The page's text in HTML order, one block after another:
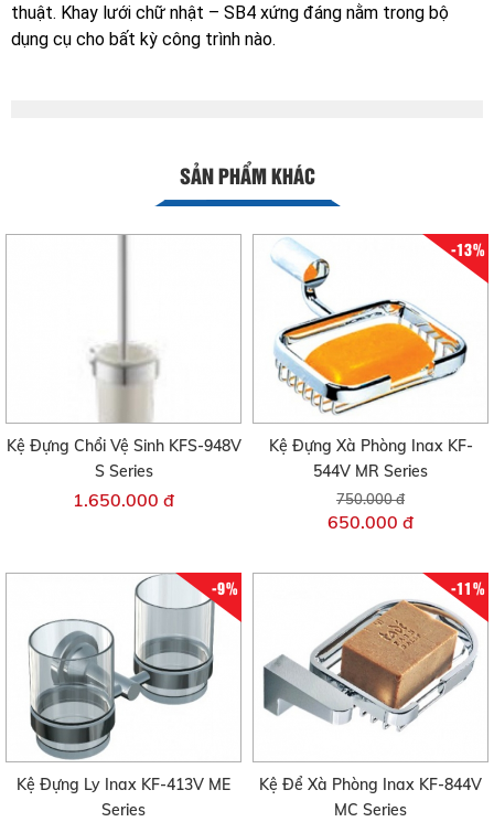
thuật. Khay lưới chữ nhật – SB4 xứng đáng nằm trong bộ
dụng cụ cho bất kỳ công trình nào.
SẢN PHẨM KHÁC
Kệ Đựng Chổi Vệ Sinh KFS-948V
S Series
1.650.000 đ
-13%
Kệ Đựng Xà Phòng Inax KF-
544V MR Series
750.000 đ
650.000 đ
-9%
Kệ Đựng Ly Inax KF-413V ME
Series
-11%
Kệ Để Xà Phòng Inax KF-844V
MC Series